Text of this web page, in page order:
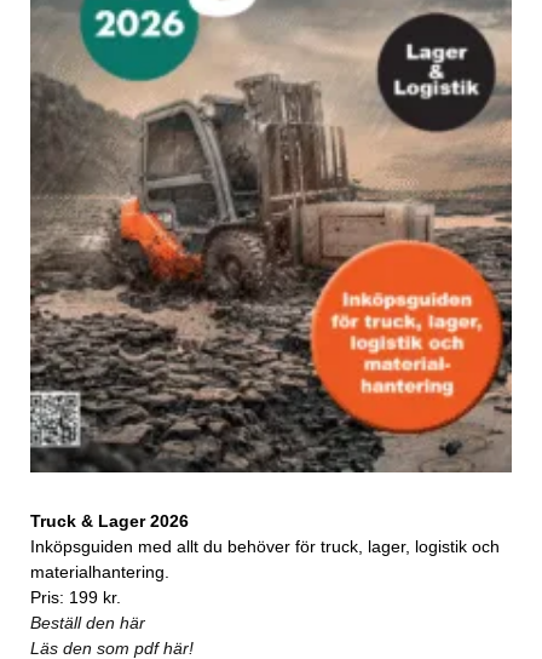
Truck & Lager 2026
Inköpsguiden med allt du behöver för truck, lager, logistik och
materialhantering.
Pris: 199 kr.
Beställ den här
Läs den som pdf här!